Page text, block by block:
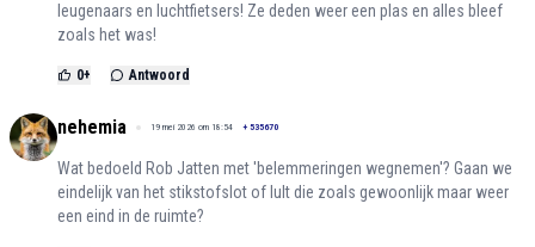
leugenaars en luchtfietsers! Ze deden weer een plas en alles bleef
zoals het was!
0+ Antwoord
nehemia 19 mei 2026 om 18:54 + 535670
Wat bedoeld Rob Jatten met 'belemmeringen wegnemen'? Gaan we
eindelijk van het stikstofslot of lult die zoals gewoonlijk maar weer
een eind in de ruimte?